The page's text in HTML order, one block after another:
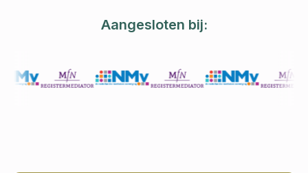
Aangesloten bij: